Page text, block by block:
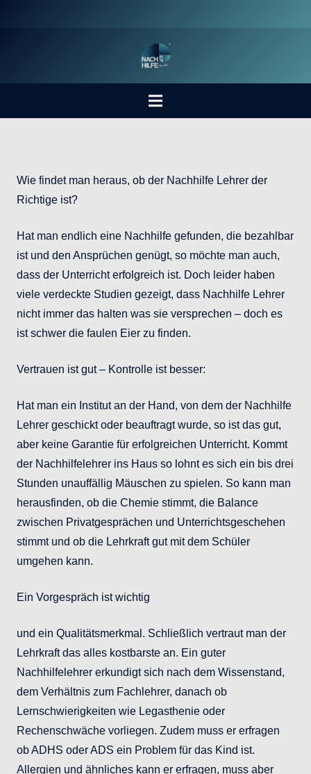
Wie findet man heraus, ob der Nachhilfe Lehrer der
Richtige ist?
Hat man endlich eine Nachhilfe gefunden, die bezahlbar
ist und den Ansprüchen genügt, so möchte man auch,
dass der Unterricht erfolgreich ist. Doch leider haben
viele verdeckte Studien gezeigt, dass Nachhilfe Lehrer
nicht immer das halten was sie versprechen – doch es
ist schwer die faulen Eier zu finden.
Vertrauen ist gut – Kontrolle ist besser:
Hat man ein Institut an der Hand, von dem der Nachhilfe
Lehrer geschickt oder beauftragt wurde, so ist das gut,
aber keine Garantie für erfolgreichen Unterricht. Kommt
der Nachhilfelehrer ins Haus so lohnt es sich ein bis drei
Stunden unauffällig Mäuschen zu spielen. So kann man
herausfinden, ob die Chemie stimmt, die Balance
zwischen Privatgesprächen und Unterrichtsgeschehen
stimmt und ob die Lehrkraft gut mit dem Schüler
umgehen kann.
Ein Vorgespräch ist wichtig
und ein Qualitätsmerkmal. Schließlich vertraut man der
Lehrkraft das alles kostbarste an. Ein guter
Nachhilfelehrer erkundigt sich nach dem Wissenstand,
dem Verhältnis zum Fachlehrer, danach ob
Lernschwierigkeiten wie Legasthenie oder
Rechenschwäche vorliegen. Zudem muss er erfragen
ob ADHS oder ADS ein Problem für das Kind ist.
Allergien und ähnliches kann er erfragen, muss aber